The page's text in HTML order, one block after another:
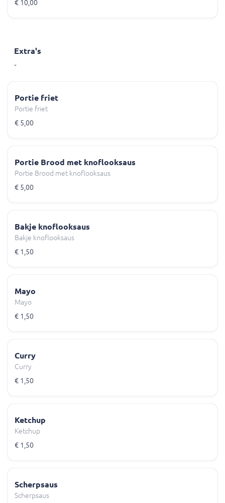
€ 10,00
Extra's
-
Portie friet
Portie friet
€ 5,00
Portie Brood met knoflooksaus
Portie Brood met knoflooksaus
€ 5,00
Bakje knoflooksaus
Bakje knoflooksaus
€ 1,50
Mayo
Mayo
€ 1,50
Curry
Curry
€ 1,50
Ketchup
Ketchup
€ 1,50
Scherpsaus
Scherpsaus